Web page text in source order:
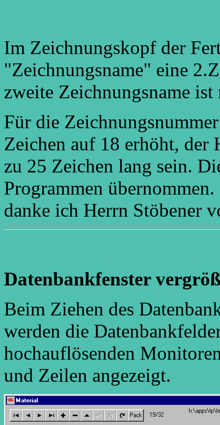
Im Zeichnungskopf der
"Zeichnungsname" eine
zweite Zeichnungsname
Für die
Zeichen auf 18 erhöht, der
zu 25 Zeichen lang sein.
Programmen
danke ich Herrn Stöbener
Datenbankfenster
Beim Ziehen des
werden die
hochauflösenden
und Zeilen angezeigt.